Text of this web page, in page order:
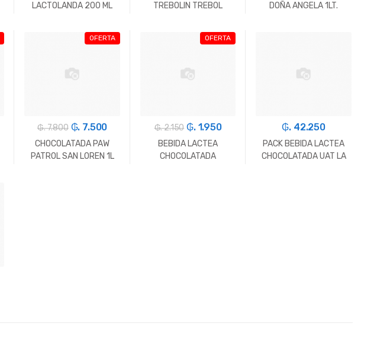
LACTOLANDA 200 ML
+
TREBOLIN TREBOL
+
DOÑA ANGELA 1LT.
OFERTA
₲. 7.800 ₲. 7.500
CHOCOLATADA PAW
PATROL SAN LOREN 1L
OFERTA
₲. 2.150 ₲. 1.950
BEBIDA LACTEA
CHOCOLATADA
₲. 42.250
PACK BEBIDA LACTEA
CHOCOLATADA UAT LA